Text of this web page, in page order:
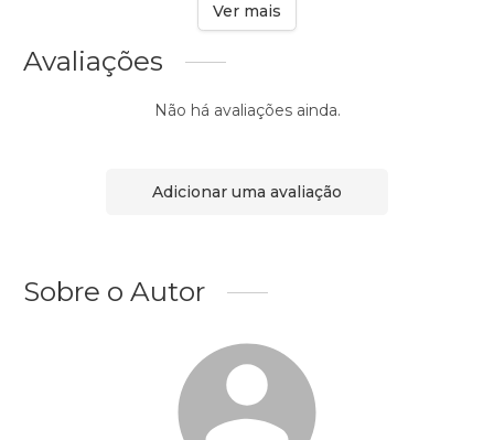
Ver mais
Avaliações
Não há avaliações ainda.
Adicionar uma avaliação
Sobre o Autor